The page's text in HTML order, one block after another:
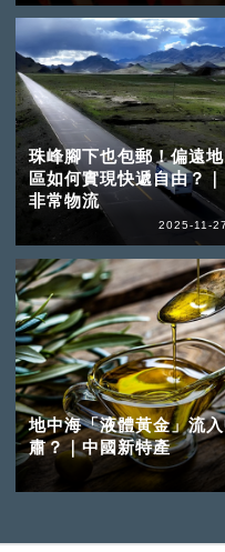
珠峰腳下也包郵！偏遠地
區如何實現快遞自由？｜
非常物流
2025-11-27
地中海「液體黃金」流
肅？｜中國新特產